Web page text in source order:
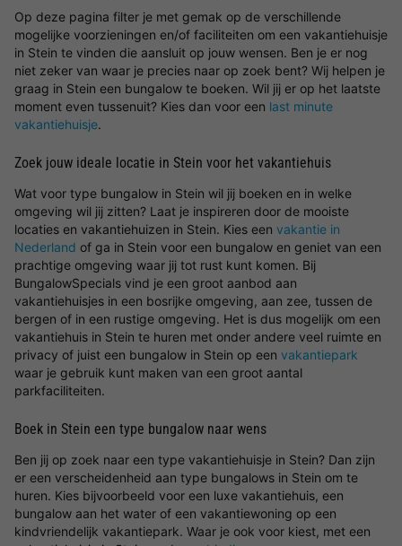
Op deze pagina filter je met gemak op de verschillende
mogelijke voorzieningen en/of faciliteiten om een vakantiehuisje
in Stein te vinden die aansluit op jouw wensen. Ben je er nog
niet zeker van waar je precies naar op zoek bent? Wij helpen je
graag in Stein een bungalow te boeken. Wil jij er op het laatste
moment even tussenuit? Kies dan voor een last minute
vakantiehuisje.
Zoek jouw ideale locatie in Stein voor het vakantiehuis
Wat voor type bungalow in Stein wil jij boeken en in welke
omgeving wil jij zitten? Laat je inspireren door de mooiste
locaties en vakantiehuizen in Stein. Kies een vakantie in
Nederland of ga in Stein voor een bungalow en geniet van een
prachtige omgeving waar jij tot rust kunt komen. Bij
BungalowSpecials vind je een groot aanbod aan
vakantiehuisjes in een bosrijke omgeving, aan zee, tussen de
bergen of in een rustige omgeving. Het is dus mogelijk om een
vakantiehuis in Stein te huren met onder andere veel ruimte en
privacy of juist een bungalow in Stein op een vakantiepark
waar je gebruik kunt maken van een groot aantal
parkfaciliteiten.
Boek in Stein een type bungalow naar wens
Ben jij op zoek naar een type vakantiehuisje in Stein? Dan zijn
er een verscheidenheid aan type bungalows in Stein om te
huren. Kies bijvoorbeeld voor een luxe vakantiehuis, een
bungalow aan het water of een vakantiewoning op een
kindvriendelijk vakantiepark. Waar je ook voor kiest, met een